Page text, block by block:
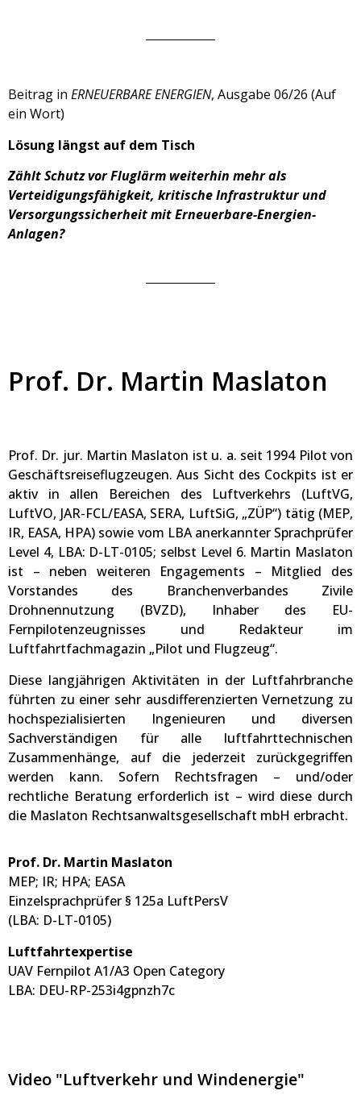
Beitrag in ERNEUERBARE ENERGIEN, Ausgabe 06/26 (Auf
ein Wort)
Lösung längst auf dem Tisch
Zählt Schutz vor Fluglärm weiterhin mehr als
Verteidigungsfähigkeit, kritische Infrastruktur und
Versorgungssicherheit mit Erneuerbare-Energien-
Anlagen?
Prof. Dr. Martin Maslaton
Prof. Dr. jur. Martin Maslaton ist u. a. seit 1994 Pilot von
Geschäftsreiseflugzeugen. Aus Sicht des Cockpits ist er
aktiv in allen Bereichen des Luftverkehrs (LuftVG,
LuftVO, JAR-FCL/EASA, SERA, LuftSiG, „ZÜP“) tätig (MEP,
IR, EASA, HPA) sowie vom LBA anerkannter Sprachprüfer
Level 4, LBA: D-LT-0105; selbst Level 6. Martin Maslaton
ist – neben weiteren Engagements – Mitglied des
Vorstandes des Branchenverbandes Zivile
Drohnennutzung (BVZD), Inhaber des EU-
Fernpilotenzeugnisses und Redakteur im
Luftfahrtfachmagazin „Pilot und Flugzeug“.
Diese langjährigen Aktivitäten in der Luftfahrbranche
führten zu einer sehr ausdifferenzierten Vernetzung zu
hochspezialisierten Ingenieuren und diversen
Sachverständigen für alle luftfahrttechnischen
Zusammenhänge, auf die jederzeit zurückgegriffen
werden kann. Sofern Rechtsfragen – und/oder
rechtliche Beratung erforderlich ist – wird diese durch
die Maslaton Rechtsanwaltsgesellschaft mbH erbracht.
Prof. Dr. Martin Maslaton
MEP; IR; HPA; EASA
Einzelsprachprüfer § 125a LuftPersV
(LBA: D-LT-0105)
Luftfahrtexpertise
UAV Fernpilot A1/A3 Open Category
LBA: DEU-RP-253i4gpnzh7c
Video "Luftverkehr und Windenergie"